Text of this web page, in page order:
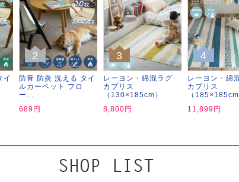
イ
2
防音 防炎 洗える タイ
ルカーペット フロ
ー...
689円
3
レーヨン・綿混ラグ
カプリス
（130×185cm）
8,800円
4
レーヨン・綿
カプリス
（
11,899円